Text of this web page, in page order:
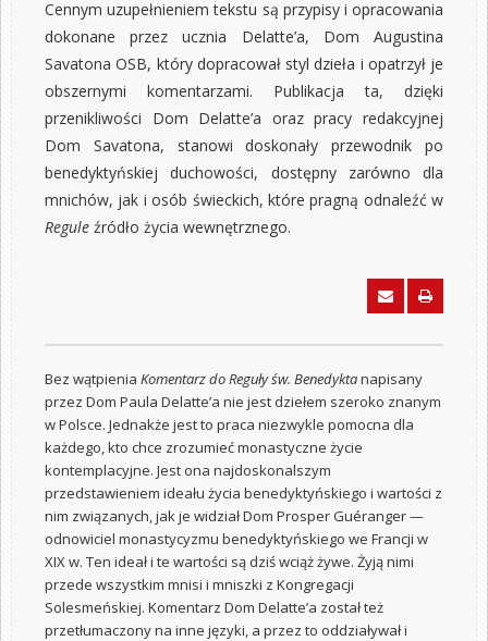
Cennym uzupełnieniem tekstu są przypisy i opracowania
dokonane przez ucznia Delatte’a, Dom Augustina
Savatona OSB, który dopracował styl dzieła i opatrzył je
obszernymi komentarzami. Publikacja ta, dzięki
przenikliwości Dom Delatte’a oraz pracy redakcyjnej
Dom Savatona, stanowi doskonały przewodnik po
benedyktyńskiej duchowości, dostępny zarówno dla
mnichów, jak i osób świeckich, które pragną odnaleźć w
Regule źródło życia wewnętrznego.
Bez wątpienia Komentarz do Reguły św. Benedyktanapisany
przez Dom Paula Delatte’a nie jest dziełem szeroko znanym
w Polsce. Jednakże jest to praca niezwykle pomocna dla
każdego, kto chce zrozumieć monastyczne życie
kontemplacyjne. Jest ona najdoskonalszym
przedstawieniem ideału życia benedyktyńskiego i wartości z
nim związanych, jak je widział Dom Prosper Guéranger —
odnowiciel monastycyzmu benedyktyńskiego we Francji w
XIX w. Ten ideał i te wartości są dziś wciąż żywe. Żyją nimi
przede wszystkim mnisi i mniszki z Kongregacji
Solesmeńskiej. Komentarz Dom Delatte’a został też
przetłumaczony na inne języki, a przez to oddziaływał i